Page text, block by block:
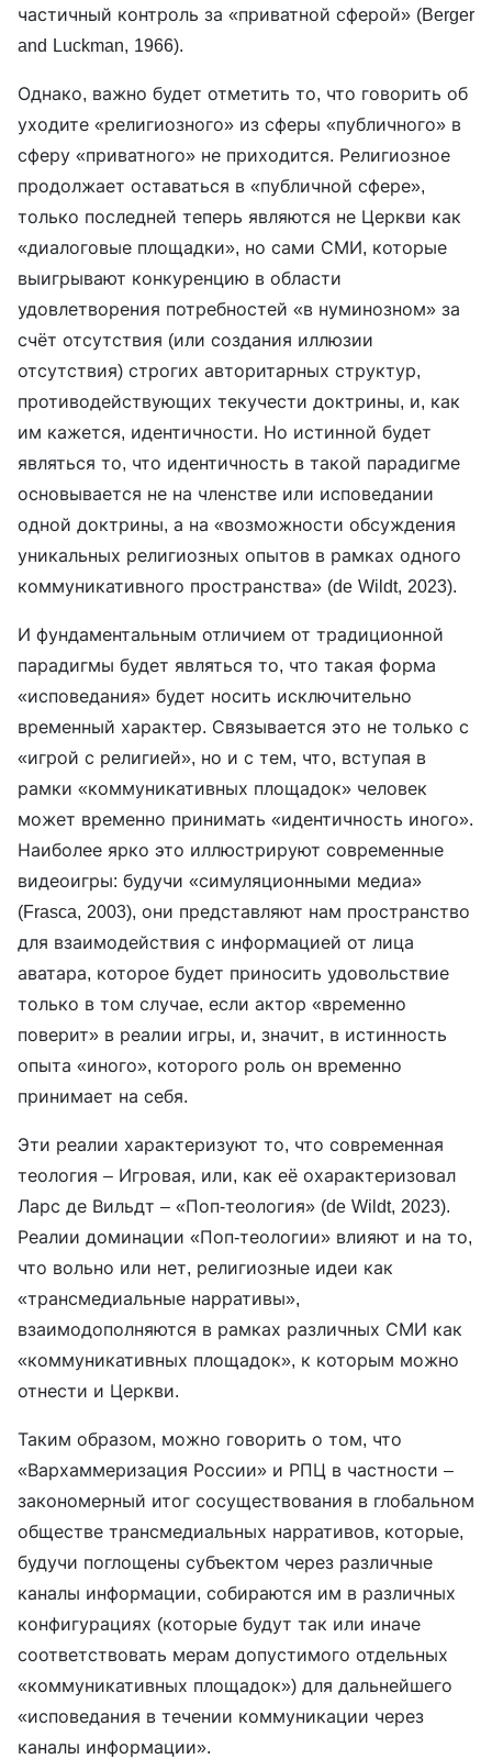
частичный контроль за «приватной сферой» (Berger
and Luckman, 1966).
Однако, важно будет отметить то, что говорить об
уходите «религиозного» из сферы «публичного» в
сферу «приватного» не приходится. Религиозное
продолжает оставаться в «публичной сфере»,
только последней теперь являются не Церкви как
«диалоговые площадки», но сами СМИ, которые
выигрывают конкуренцию в области
удовлетворения потребностей «в нуминозном» за
счёт отсутствия (или создания иллюзии
отсутствия) строгих авторитарных структур,
противодействующих текучести доктрины, и, как
им кажется, идентичности. Но истинной будет
являться то, что идентичность в такой парадигме
основывается не на членстве или исповедании
одной доктрины, а на «возможности обсуждения
уникальных религиозных опытов в рамках одного
коммуникативного пространства» (de Wildt, 2023).
И фундаментальным отличием от традиционной
парадигмы будет являться то, что такая форма
«исповедания» будет носить исключительно
временный характер. Связывается это не только с
«игрой с религией», но и с тем, что, вступая в
рамки «коммуникативных площадок» человек
может временно принимать «идентичность иного».
Наиболее ярко это иллюстрируют современные
видеоигры: будучи «симуляционными медиа»
(Frasca, 2003), они представляют нам пространство
для взаимодействия с информацией от лица
аватара, которое будет приносить удовольствие
только в том случае, если актор «временно
поверит» в реалии игры, и, значит, в истинность
опыта «иного», которого роль он временно
принимает на себя.
Эти реалии характеризуют то, что современная
теология – Игровая, или, как её охарактеризовал
Ларс де Вильдт – «Поп-теология» (de Wildt, 2023).
Реалии доминации «Поп-теологии» влияют и на то,
что вольно или нет, религиозные идеи как
«трансмедиальные нарративы»,
взаимодополняются в рамках различных СМИ как
«коммуникативных площадок», к которым можно
отнести и Церкви.
Таким образом, можно говорить о том, что
«Вархаммеризация России» и РПЦ в частности –
закономерный итог сосуществования в глобальном
обществе трансмедиальных нарративов, которые,
будучи поглощены субъектом через различные
каналы информации, собираются им в различных
конфигурациях (которые будут так или иначе
соответствовать мерам допустимого отдельных
«коммуникативных площадок») для дальнейшего
«исповедания в течении коммуникации через
каналы информации».